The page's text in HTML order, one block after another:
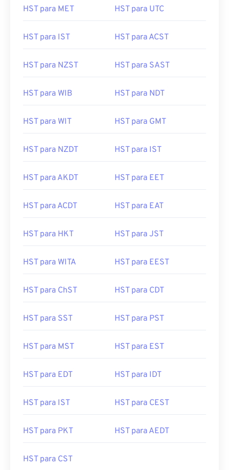
HST para MET HST para UTC
HST para IST HST para ACST
HST para NZST HST para SAST
HST para WIB HST para NDT
HST para WIT HST para GMT
HST para NZDT HST para IST
HST para AKDT HST para EET
HST para ACDT HST para EAT
HST para HKT HST para JST
HST para WITA HST para EEST
HST para ChST HST para CDT
HST para SST HST para PST
HST para MST HST para EST
HST para EDT HST para IDT
HST para IST HST para CEST
HST para PKT HST para AEDT
HST para CST